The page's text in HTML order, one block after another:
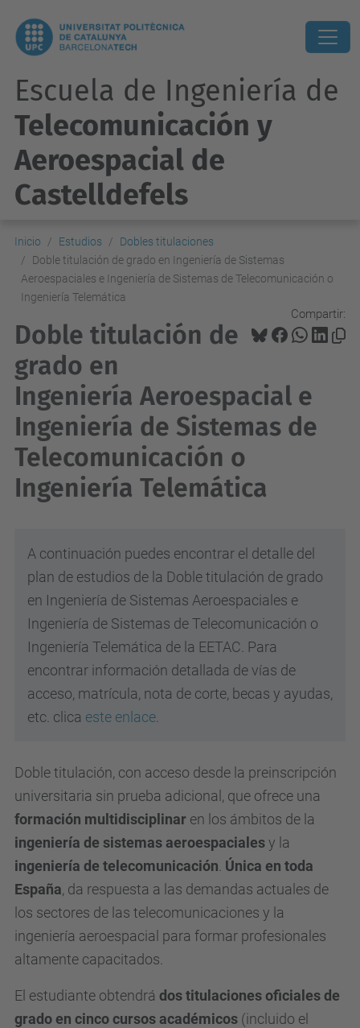
Escuela de Ingeniería de
Telecomunicación y
Aeroespacial de
Castelldefels
Inicio Estudios
Dobles titulaciones
Doble titulación de grado en Ingeniería de Sistemas
Aeroespaciales e Ingeniería de Sistemas de Telecomunicación o
Ingeniería Telemática
Compartir:
Doble titulación de
grado en
Ingeniería Aeroespacial e
Ingeniería de Sistemas de
Telecomunicación o
Ingeniería Telemática
A continuación puedes encontrar el detalle del
plan de estudios de la Doble titulación de grado
en Ingeniería de Sistemas Aeroespaciales e
Ingeniería de Sistemas de Telecomunicación o
Ingeniería Telemática de la EETAC. Para
encontrar información detallada de vías de
acceso, matrícula, nota de corte, becas y ayudas,
etc. clica este enlace
Doble titulación, con acceso desde la preinscripción
universitaria sin prueba adicional, que ofrece una
formación multidisciplinar en los ámbitos de la
ingeniería de sistemas aeroespacialesy la
ingeniería de telecomunicación Única en toda
España, da respuesta a las demandas actuales de
los sectores de las telecomunicaciones y la
ingeniería aeroespacial para formar profesionales
altamente capacitados.
El estudiante obtendrá dos titulaciones oficiales de
grado en cinco cursos académicos (incluido el